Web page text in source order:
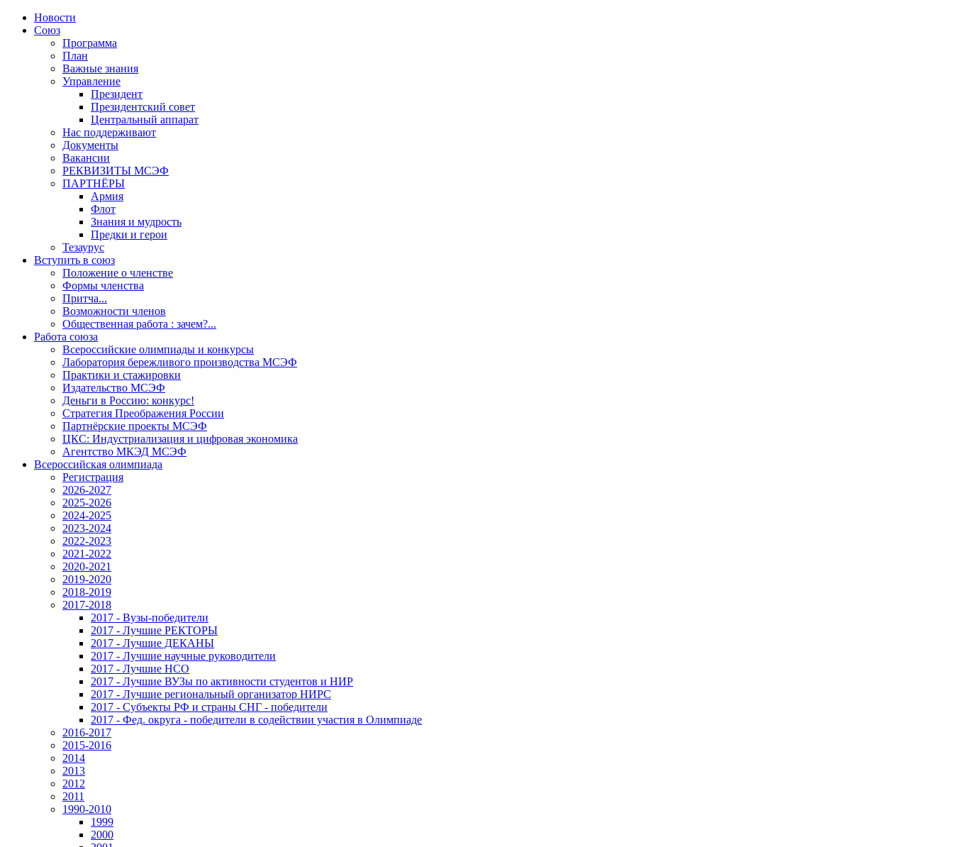
Новости
Союз
Программа
План
Важные знания
Управление
Президент
Президентский совет
Центральный аппарат
Нас поддерживают
Документы
Вакансии
РЕКВИЗИТЫ МСЭФ
ПАРТНЁРЫ
Армия
Флот
Знания и мудрость
Предки и герои
Тезаурус
Вступить в союз
Положение о членстве
Формы членства
Притча...
Возможности членов
Общественная работа : зачем?...
Работа союза
Всероссийские олимпиады и конкурсы
Лаборатория бережливого производства МСЭФ
Практики и стажировки
Издательство МСЭФ
Деньги в Россию: конкурс!
Стратегия Преображения России
Партнёрские проекты МСЭФ
ЦКС: Индустриализация и цифровая экономика
Агентство МКЭД МСЭФ
Всероссийская олимпиада
Регистрация
2026-2027
2025-2026
2024-2025
2023-2024
2022-2023
2021-2022
2020-2021
2019-2020
2018-2019
2017-2018
2017 - Вузы-победители
2017 - Лучшие РЕКТОРЫ
2017 - Лучшие ДЕКАНЫ
2017 - Лучшие научные руководители
2017 - Лучшие НСО
2017 - Лучшие ВУЗы по активности студентов и НИР
2017 - Лучшие региональный организатор НИРС
2017 - Субъекты РФ и страны СНГ - победители
2017 - Фед. округа - победители в содействии участия в Олимпиаде
2016-2017
2015-2016
2014
2013
2012
2011
1990-2010
1999
2000